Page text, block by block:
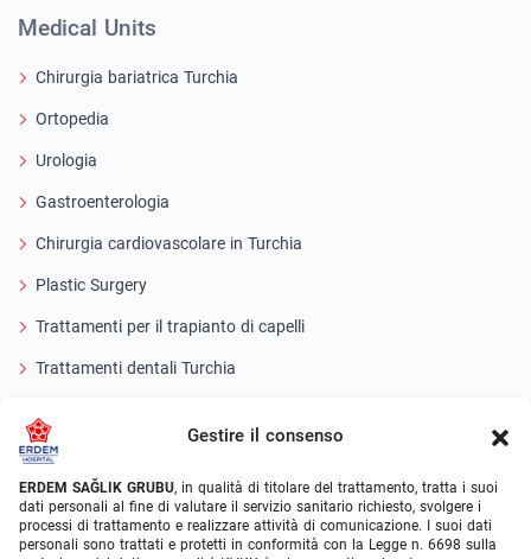
Gestire il consenso
ERDEM SAĞLIK GRUBU, in qualità di titolare del trattamento, tratta i suoi
dati personali al fine di valutare il servizio sanitario richiesto, svolgere i
processi di trattamento e realizzare attività di comunicazione. I suoi dati
personali sono trattati e protetti in conformità con la Legge n. 6698 sulla
Medical Units
Chirurgia bariatrica Turchia
Ortopedia
Urologia
Gastroenterologia
Chirurgia cardiovascolare in Turchia
Plastic Surgery
Trattamenti per il trapianto di capelli
Trattamenti dentali Turchia
About Erdem
Chi siamo